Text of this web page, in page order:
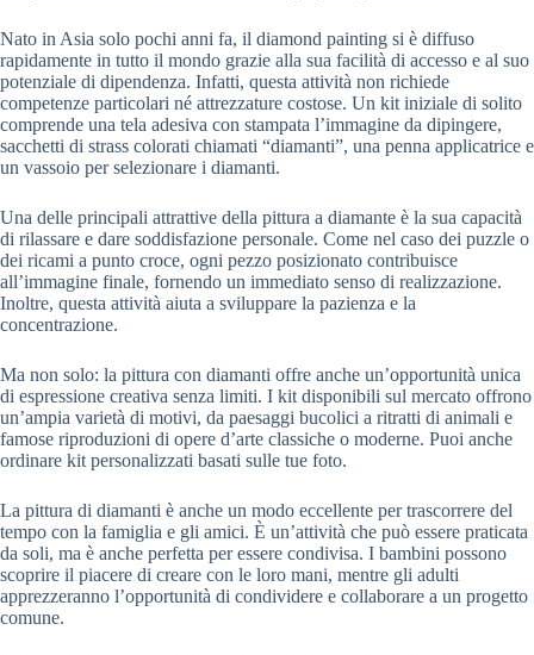
Nato in Asia solo pochi anni fa, il diamond painting si è diffuso
rapidamente in tutto il mondo grazie alla sua facilità di accesso e al suo
potenziale di dipendenza. Infatti, questa attività non richiede
competenze particolari né attrezzature costose. Un kit iniziale di solito
comprende una tela adesiva con stampata l’immagine da dipingere,
sacchetti di strass colorati chiamati “diamanti”, una penna applicatrice e
un vassoio per selezionare i diamanti.
Una delle principali attrattive della pittura a diamante è la sua capacità
di rilassare e dare soddisfazione personale. Come nel caso dei puzzle o
dei ricami a punto croce, ogni pezzo posizionato contribuisce
all’immagine finale, fornendo un immediato senso di realizzazione.
Inoltre, questa attività aiuta a sviluppare la pazienza e la
concentrazione.
Ma non solo: la pittura con diamanti offre anche un’opportunità unica
di espressione creativa senza limiti. I kit disponibili sul mercato offrono
un’ampia varietà di motivi, da paesaggi bucolici a ritratti di animali e
famose riproduzioni di opere d’arte classiche o moderne. Puoi anche
ordinare kit personalizzati basati sulle tue foto.
La pittura di diamanti è anche un modo eccellente per trascorrere del
tempo con la famiglia e gli amici. È un’attività che può essere praticata
da soli, ma è anche perfetta per essere condivisa. I bambini possono
scoprire il piacere di creare con le loro mani, mentre gli adulti
apprezzeranno l’opportunità di condividere e collaborare a un progetto
comune.